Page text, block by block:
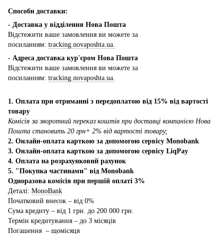
Способи доставки:
- Доставка у відділення Нова Пошта
Відстежити ваше замовлення ви можете за
посиланням: tracking.novaposhta.ua.
- Адреса доставка кур'єром Нова Пошта
Відстежити ваше замовлення ви можете за
посиланням: tracking.novaposhta.ua.
1. Оплата при отриманні з передоплатою від 15% від вартості
товару
Комісія за зворотний переказ коштів при доставці компанією Нова
Пошта становить 20 грн+ 2% від вартості товару;
2. Онлайн-оплата карткою за допомогою сервісу Monobank
3. Онлайн-оплата карткою за допомогою сервісу LiqPay
4. Оплата на розрахунковий рахунок
5. "Покупка частинами" від Monobank
Одноразова комісія при першій оплаті 3%
Деталі: MonoBank
Початковий внесок – від 0%
Сума кредиту – від 1 грн. до 200 000 грн.
Термін кредитування – до 3 місяців
Погашення – щомісяця